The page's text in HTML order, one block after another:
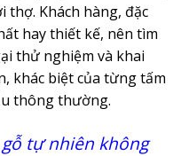
Khách hàng, đặc
hay thiết kế, nên tìm
thử nghiệm và khai
khác biệt của từng tấm
thông thường.
tự nhiên không